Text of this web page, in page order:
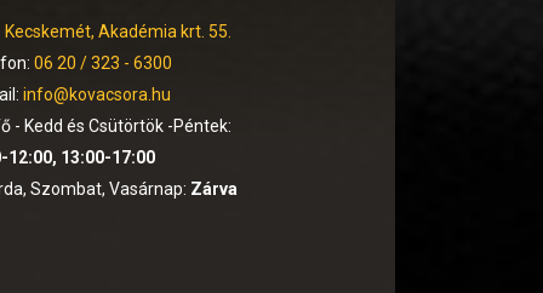
Kecskemét, Akadémia krt. 55.
06 20 / 323 - 6300
info@kovacsora.hu
- Kedd és Csütörtök -Péntek:
12:00, 13:00-17:00
Szombat, Vasárnap: Zárva